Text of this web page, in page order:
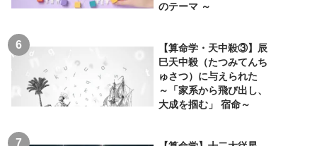
のテーマ ～
【算命学・天中殺③】辰
巳天中殺（たつみてんち
ゅさつ）に与えられた
～「家系から飛び出し、
大成を掴む」 宿命～